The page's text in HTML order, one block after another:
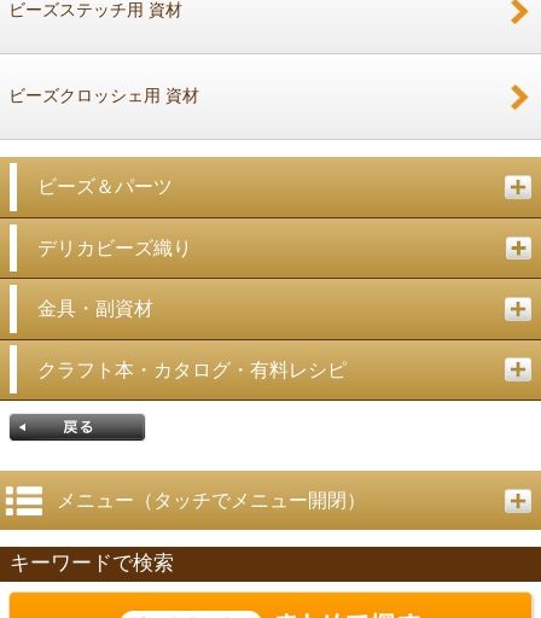
ビーズステッチ用 資材
ビーズクロッシェ用 資材
ビーズ＆パーツ
デリカビーズ織り
金具・副資材
クラフト本・カタログ・有料レシピ
戻る
メニュー（タッチでメニュー開閉）
キーワードで検索